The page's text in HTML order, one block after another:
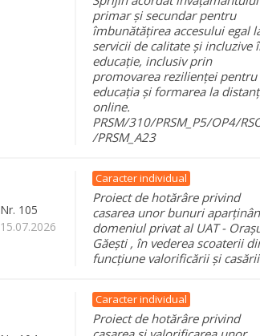
primar și secundar pentru
îmbunătățirea accesului egal
servicii de calitate și incluzive
educație, inclusiv prin
promovarea rezilienței pentru
educația și formarea la
online.
PRSM/310/PRSM_P5/OP4/
/PRSM_A23
Nr. 105
15.07.2026
Caracter individual
Proiect de hotărâre privind
casarea unor bunuri
domeniul privat al UAT -
Găești , în vederea scoaterii
funcțiune valorificării și casării
Caracter individual
Proiect de hotărâre privind